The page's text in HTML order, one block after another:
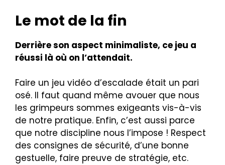
Le mot de la fin
Derrière son aspect minimaliste, ce jeu a
réussi là où on l’attendait.
Faire un jeu vidéo d’escalade était un pari
osé. Il faut quand même avouer que nous
les grimpeurs sommes exigeants vis-à-vis
de notre pratique. Enfin, c’est aussi parce
que notre discipline nous l’impose ! Respect
des consignes de sécurité, d’une bonne
gestuelle, faire preuve de stratégie, etc.